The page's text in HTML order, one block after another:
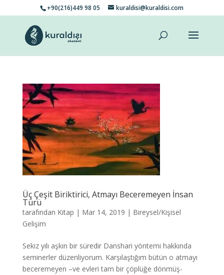
+90(216)449 98 05 kuraldisi@kuraldisi.com
Üç Çeşit Biriktirici, Atmayı Beceremeyen İnsan
Türü
tarafından Kitap | Mar 14, 2019 | Bireysel/Kişisel
Gelişim
Sekiz yılı aşkın bir süredir Danshari yöntemi hakkında
seminerler düzenliyorum. Karşılaştığım bütün o atmayı
beceremeyen –ve evleri tam bir çöplüğe dönmüş-